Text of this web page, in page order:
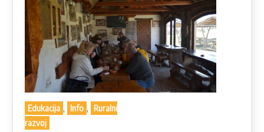
Edukacija , Info ,
Ruralni
razvoj